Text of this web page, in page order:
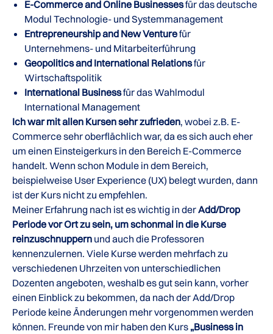
E-Commerce and Online Businessesfür das deutsche
Modul Technologie- und Systemmanagement
Entrepreneurship and New Venturefür
Unternehmens- und Mitarbeiterführung
Geopolitics and International Relationsfür
Wirtschaftspolitik
International Businessfür das Wahlmodul
International Management
Ich war mit allen Kursen sehr zufrieden, wobei z.B. E-
Commerce sehr oberflächlich war, da es sich auch eher
um einen Einsteigerkurs in den Bereich E-Commerce
handelt. Wenn schon Module in dem Bereich,
beispielweise User Experience (UX) belegt wurden, dann
ist der Kurs nicht zu empfehlen.
Meiner Erfahrung nach ist es wichtig in derAdd/Drop
Periode vor Ort zu sein, um schonmal in die Kurse
reinzuschnuppern und auch die Professoren
kennenzulernen. Viele Kurse werden mehrfach zu
verschiedenen Uhrzeiten von unterschiedlichen
Dozenten angeboten, weshalb es gut sein kann, vorher
einen Einblick zu bekommen, da nach der Add/Drop
Periode keine Änderungen mehr vorgenommen werden
können. Freunde von mir haben den Kurs „Business in